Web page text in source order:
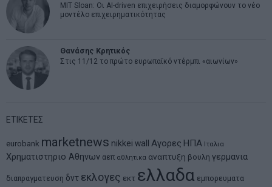
MIT Sloan: Οι AI-driven επιχειρήσεις διαμορφώνουν το νέο
μοντέλο επιχειρηματικότητας
Θανάσης Κρητικός
Στις 11/12 το πρώτο ευρωπαϊκό ντέρμπι «αιωνίων»
ΕΤΙΚΕΤΕΣ
eurobank marketnews nikkei wall Αγορες ΗΠΑ Ιταλια
Χρηματιστηριο Αθηνων αεπ αθλητικα αναπτυξη βουλη γερμανια
διαπραγματευση δντ εκλογες εκτ ελλαδα εμπορευματα